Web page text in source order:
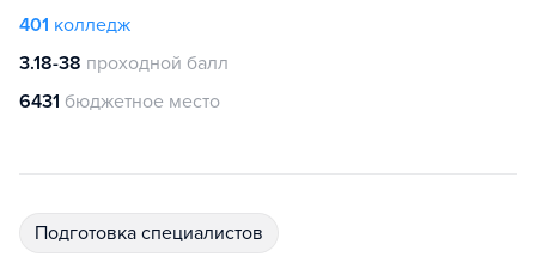
401 колледж
3.18-38 проходной балл
6431 бюджетное место
подготовка специалистов